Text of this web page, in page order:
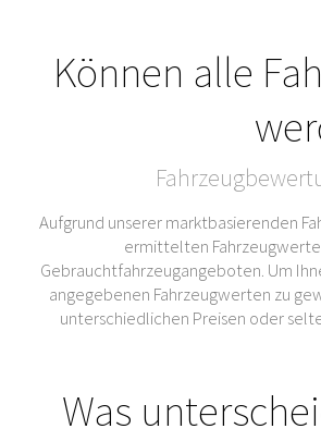
Können alle
Aufgrund unserer marktbasierenden
ermittelten
Gebrauchtfahrzeugangeboten. Um
angegebenen Fahrzeugwerten zu
unterschiedlichen Preisen oder
Was